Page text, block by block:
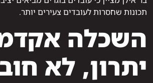
תכונות שחסרות לעובדים צעירים יותר.
השכלה
יתרון, לא